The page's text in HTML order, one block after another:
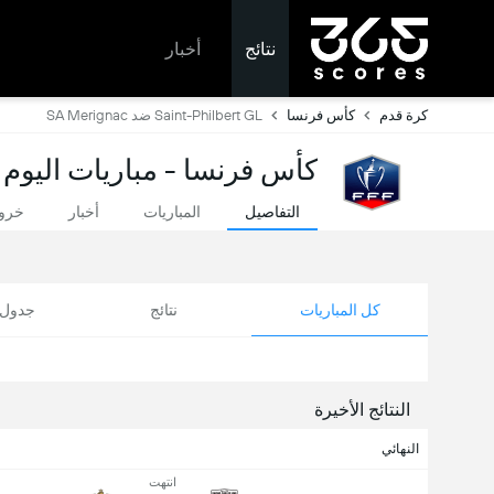
نتائج أخبار
كرة قدم كأس فرنسا Saint-Philbert GL ضد SA Merignac
كأس فرنسا - مباريات اليوم
التفاصيل المباريات أخبار
كل المباريات نتائج جدول
النتائج الأخيرة
النهائي
انتهت